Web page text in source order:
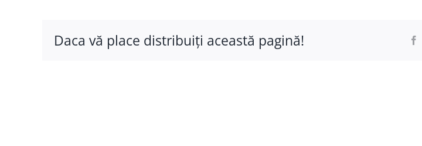
Daca vă place distribuiţi această pagină!